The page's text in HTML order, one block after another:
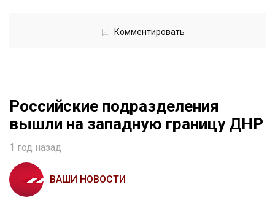
Комментировать
Российские подразделения
вышли на западную границу ДНР
1 год назад
ВАШИ НОВОСТИ